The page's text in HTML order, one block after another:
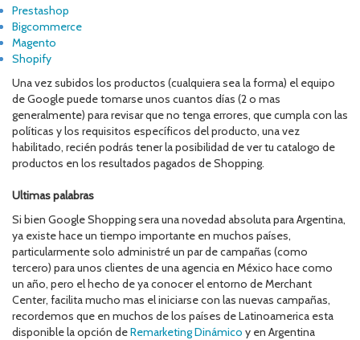
Prestashop
Bigcommerce
Magento
Shopify
Una vez subidos los productos (cualquiera sea la forma) el equipo
de Google puede tomarse unos cuantos días (2 o mas
generalmente) para revisar que no tenga errores, que cumpla con las
políticas y los requisitos específicos del producto, una vez
habilitado, recién podrás tener la posibilidad de ver tu catalogo de
productos en los resultados pagados de Shopping.
Ultimas palabras
Si bien Google Shopping sera una novedad absoluta para Argentina,
ya existe hace un tiempo importante en muchos países,
particularmente solo administré un par de campañas (como
tercero) para unos clientes de una agencia en México hace como
un año, pero el hecho de ya conocer el entorno de Merchant
Center, facilita mucho mas el iniciarse con las nuevas campañas,
recordemos que en muchos de los países de Latinoamerica esta
disponible la opción deRemarketing Dinámico y en Argentina